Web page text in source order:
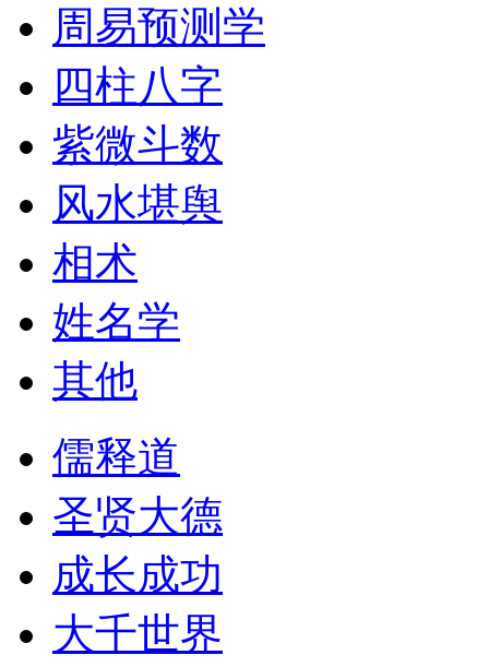
周易预测学
四柱八字
紫微斗数
风水堪舆
相术
姓名学
其他
儒释道
圣贤大德
成长成功
大千世界